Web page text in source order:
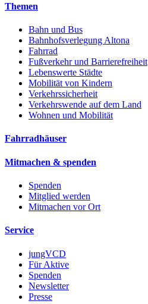
Themen
Bahn und Bus
Bahnhofsverlegung Altona
Fahrrad
Fußverkehr und Barrierefreiheit
Lebenswerte Städte
Mobilität von Kindern
Verkehrssicherheit
Verkehrswende auf dem Land
Wohnen und Mobilität
Fahrradhäuser
Mitmachen & spenden
Spenden
Mitglied werden
Mitmachen vor Ort
Service
jungVCD
Für Aktive
Spenden
Newsletter
Presse